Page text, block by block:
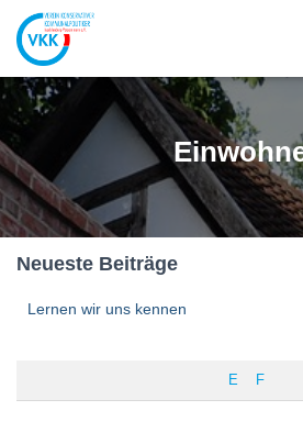
Neueste Beiträge
Lernen wir uns kennen
E F